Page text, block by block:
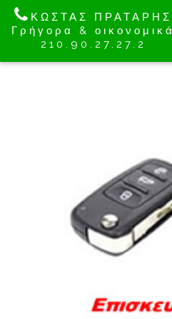
ΚΩΣΤΑΣ ΠΡΑΤΑΡΗΣ
Γρήγορα & οικονομικά
210.90.27.27.2